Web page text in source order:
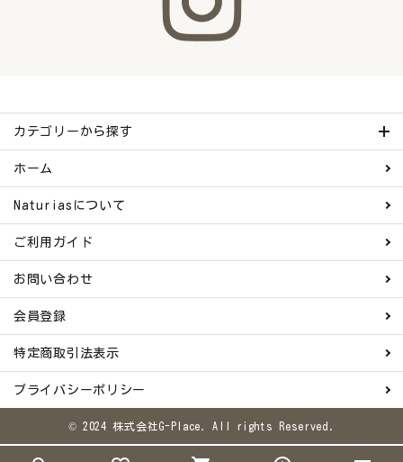
カテゴリーから探す
ホーム
Naturiasについて
ご利用ガイド
お問い合わせ
会員登録
特定商取引法表示
プライバシーポリシー
© 2024 株式会社G-Place. All rights Reserved.